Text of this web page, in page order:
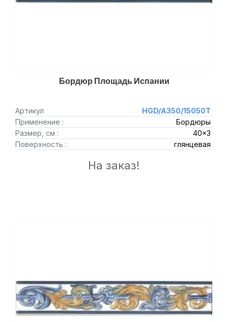
Бордюр Площадь Испании
Артикул
HGD/A350/15050T
Применение :
Бордюры
Размер, см :
40x3
Поверхность :
глянцевая
На заказ!